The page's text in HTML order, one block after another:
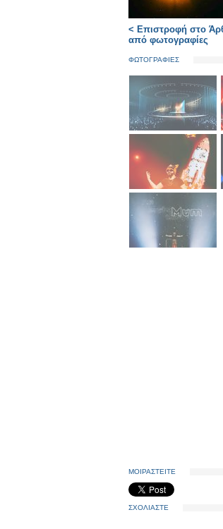
< Επιστροφή στο
από φωτογραφίες
ΦΩΤΟΓΡΑΦΙΕΣ
ΜΟΙΡΑΣΤΕΙΤΕ
ΣΧΟΛΙΑΣΤΕ